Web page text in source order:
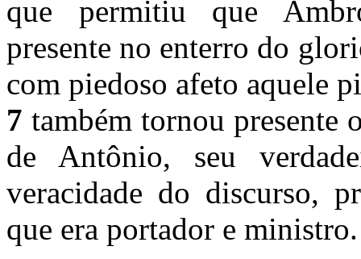
que permitiu que
presente no enterro do
com piedoso afeto aquele
7 também tornou presente
de Antônio, seu
veracidade do discurso,
que era portador e ministro.